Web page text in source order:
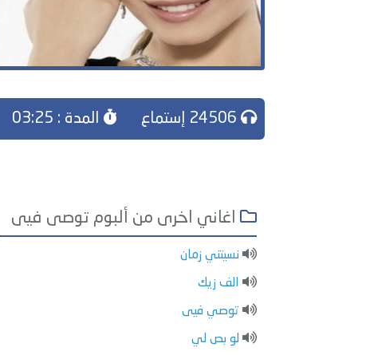
المدة : 03:25
اغاني اخرى من ألبوم توصى فيى
نسيتني زمان
الف زيك
توصي فيى
لو بص لي